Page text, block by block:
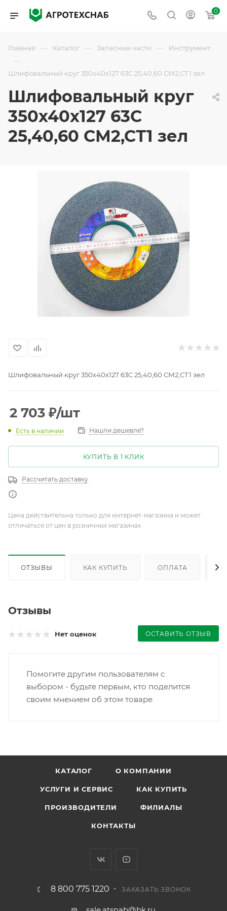
0
Главная — Каталог — Запасные части — Инструмент
—
Шлифовальный круг 350х40х127 63С 25,40,60 СМ2,СТ1 зел
Шлифовальный круг
350х40х127 63С
25,40,60 СМ2,СТ1 зел
Шлифовальный круг 350х40х127 63С 25,40,60 СМ2,СТ1 зел
2 703 ₽/шт
Есть в наличии Нашли дешевле?
КУПИТЬ В 1 КЛИК
Рассчитать доставку
Цена действительна только для интернет-магазина и может
отличаться от цен в розничных магазинах
ОТЗЫВЫ КАК КУПИТЬ ОПЛАТА
Отзывы
Нет оценок ОСТАВИТЬ ОТЗЫВ
Помогите другим пользователям с
выбором - будьте первым, кто поделится
своим мнением об этом товаре
КАТАЛОГ О КОМПАНИИ
УСЛУГИ И СЕРВИС КАК КУПИТЬ
ПРОИЗВОДИТЕЛИ ФИЛИАЛЫ
КОНТАКТЫ
8 800 775 1220 ЗАКАЗАТЬ ЗВОНОК